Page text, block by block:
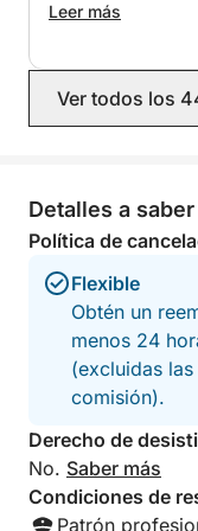
todo sin ningún
Leer más
Ver todos los
Detalles a saber
Política de
Flexible
Obtén un
menos 24
(excluidas
comisión).
Derecho de
No. Saber más
Condiciones de
Patrón